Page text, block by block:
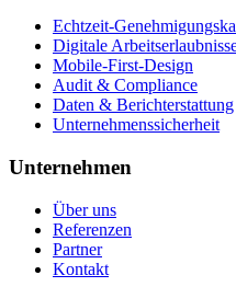
Echtzeit-
Digitale
Mobile-First-Design
Audit & Compliance
Daten & Berichterstattung
Unternehmenssicherheit
Unternehmen
Über uns
Referenzen
Partner
Kontakt